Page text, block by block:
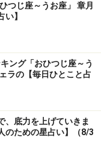
日～1月19日
つじ座～うお座」 章月
】
ング「おひつじ座～う
ラの【毎日ひとこと占
、底力を上げていきま
のための星占い】（8/3